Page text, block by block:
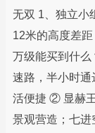
无双 1、独立小
12米的高度差
万级能买到什
速路，半小时通
活便捷 ② 显赫
景观营造；七